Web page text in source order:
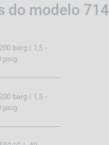
do modelo 714
barg | 1,5 -
psig
barg | 1,5 -
psig